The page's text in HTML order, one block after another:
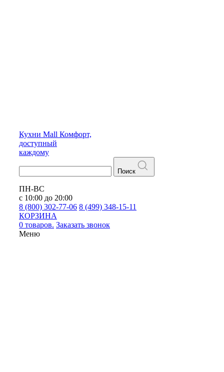
Кухни Mall Комфорт,
доступный
каждому
Поиск
ПН-ВС
с 10:00 до 20:00
8 (800) 302-77-06 8 (499) 348-15-11
КОРЗИНА
0 товаров. Заказать звонок
Меню